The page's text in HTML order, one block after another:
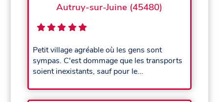
Autruy-sur-Juine (45480)
Petit village agréable où les gens sont
sympas. C'est dommage que les transports
soient inexistants, sauf pour le...